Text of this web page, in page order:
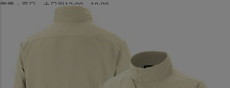
営業：平日・土日祝12:00～19:00
大阪府大阪市中央区西心斎橋1丁目6番14号